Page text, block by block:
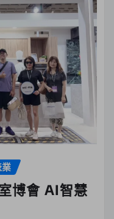
業
博會 AI智慧